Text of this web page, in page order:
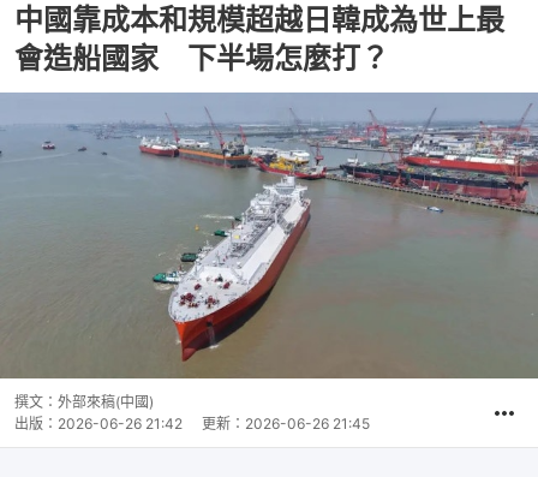
中國靠成本和規模超越日韓成為世上最
會造船國家 下半場怎麼打？
撰文： 外部來稿(中國)
出版： 2026-06-26 21:42 更新： 2026-06-26 21:45